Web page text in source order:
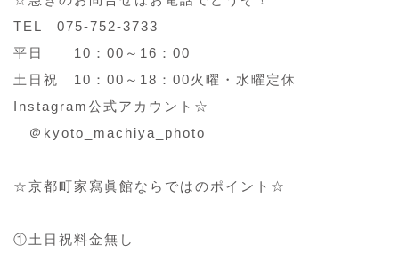
TEL 075-752-3733
平日 10：00～16：00
土日祝 10：00～18：00火曜・水曜定休
Instagram公式アカウント☆
＠kyoto_machiya_photo
☆京都町家寫眞館ならではのポイント☆
①土日祝料金無し